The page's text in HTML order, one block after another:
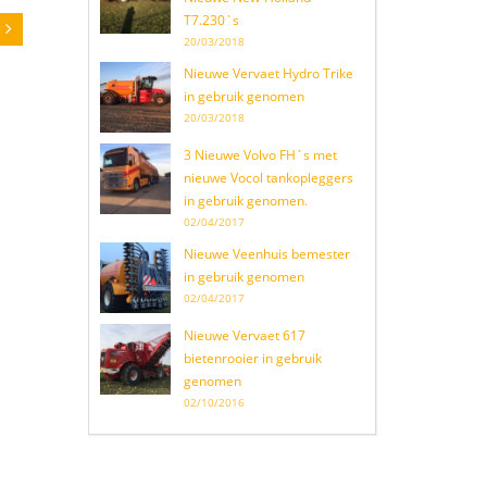
T7.230`s
20/03/2018
Nieuwe Vervaet Hydro Trike
in gebruik genomen
20/03/2018
3 Nieuwe Volvo FH`s met
nieuwe Vocol tankopleggers
in gebruik genomen.
02/04/2017
Nieuwe Veenhuis bemester
in gebruik genomen
02/04/2017
Nieuwe Vervaet 617
bietenrooier in gebruik
genomen
02/10/2016